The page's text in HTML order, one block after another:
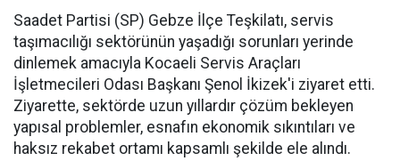
Saadet Partisi (SP) Gebze İlçe Teşkilatı, servis
taşımacılığı sektörünün yaşadığı sorunları yerinde
dinlemek amacıyla Kocaeli Servis Araçları
İşletmecileri Odası Başkanı Şenol İkizek'i ziyaret etti.
Ziyarette, sektörde uzun yıllardır çözüm bekleyen
yapısal problemler, esnafın ekonomik sıkıntıları ve
haksız rekabet ortamı kapsamlı şekilde ele alındı.